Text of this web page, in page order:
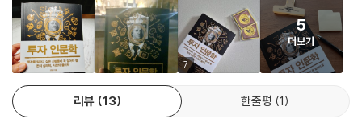
06. 워런 버핏이 경계한 ‘이웃 효과’
‘존스네 따라잡기’
비교 본능의 이웃 효과
질투는 나의 힘!
투자자가 가장 배가 아플 때
투자 세계에서, 개인의 자산을 안전하게 불리기 위해 우리가 알아야 할 것
은 주식 이론이나 차트 분석이 아니라고 말한다. 전통적인 경제학 모델이
가정한 ‘합리적 인간(Homo Economicus)’은 현실에서 존재하지 않으
며, 주식시장을 움직이는 가장 강력한 힘은 지식이 아닌 ‘인간의 심리’와
‘물리학’이라는 사실이 수많은 금융 위기를 통해 증명되었다.
현존하는 투자 도서들은 성공 비법을 전하거나 복잡한 재무 이론을 다루는
7
5
더보기
리뷰 13 한줄평 1